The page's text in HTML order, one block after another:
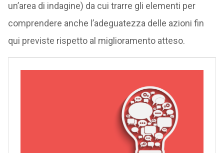
un’area di indagine) da cui trarre gli elementi per
comprendere anche l’adeguatezza delle azioni fin
qui previste rispetto al miglioramento atteso.